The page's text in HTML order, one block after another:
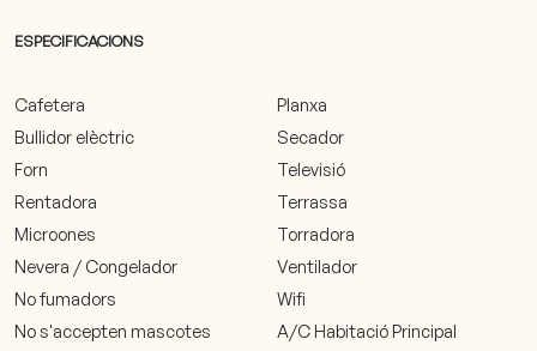
ESPECIFICACIONS
Cafetera
Bullidor elèctric
Forn
Rentadora
Microones
Nevera / Congelador
No fumadors
No s'accepten mascotes
Planxa
Secador
Televisió
Terrassa
Torradora
Ventilador
Wifi
A/C Habitació Principal